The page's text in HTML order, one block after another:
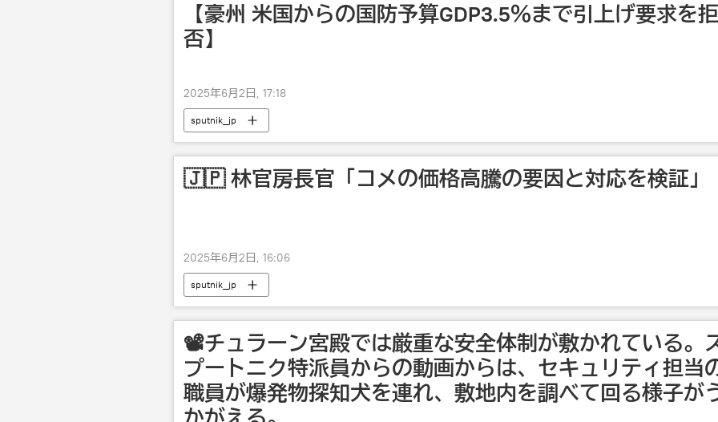
【豪州 米国からの国防予算GDP3.5％まで引上げ要求を拒
否】
2025年6月2日, 17:18
sputnik_jp
🇯🇵 林官房長官「コメの価格高騰の要因と対応を検証」
2025年6月2日, 16:06
sputnik_jp
📽️チュラーン宮殿では厳重な安全体制が敷かれている。
プートニク特派員からの動画からは、セキュリティ担当
職員が爆発物探知犬を連れ、敷地内を調べて回る様子が